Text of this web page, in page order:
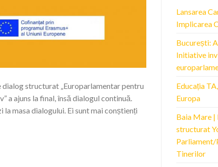
structurat „Europarlamentar pentru
a ajuns la final, însă dialogul continuă.
masa dialogului. Ei sunt mai conștienți
Lansarea
Implicarea
București:
Initiative
Educația
Europa
Baia Mare |
structurat
Parliament/
Tinerilor